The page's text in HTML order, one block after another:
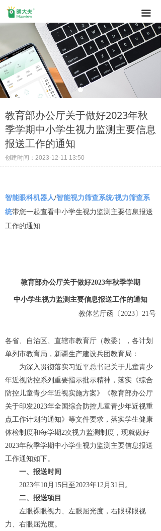
끀
教育部办公厅关于做好2023年秋
季学期中小学生视力监测主要信息
报送工作的通知
创建时间： 2023-12-11 13:50
智能眼科机器人/智能视力筛查系统/视力筛查系
统带您一起查看中小学生视力监测主要信息报送
工作的通知
教育部办公厅关于做好2023年秋季学期
中小学生视力监测主要信息报送工作的通知
教体艺厅函〔2023〕21号
各省、自治区、直辖市教育厅（教委），各计划
单列市教育局，新疆生产建设兵团教育局：
为深入贯彻落实习近平总书记关于儿童青少
年近视防控系列重要指示批示精神，落实《综合
防控儿童青少年近视实施方案》《教育部办公厅
关于印发2023年全国综合防控儿童青少年近视重
点工作计划的通知》等文件要求，落实学生健康
体检制度和每学期2次视力监测制度，现就做好
2023年秋季学期中小学生视力监测主要信息报送
工作通知如下。
一、报送时间
2023年10月15日至2023年12月31日。
二、报送项目
左眼裸眼视力、左眼屈光度，右眼裸眼视
力、右眼屈光度。